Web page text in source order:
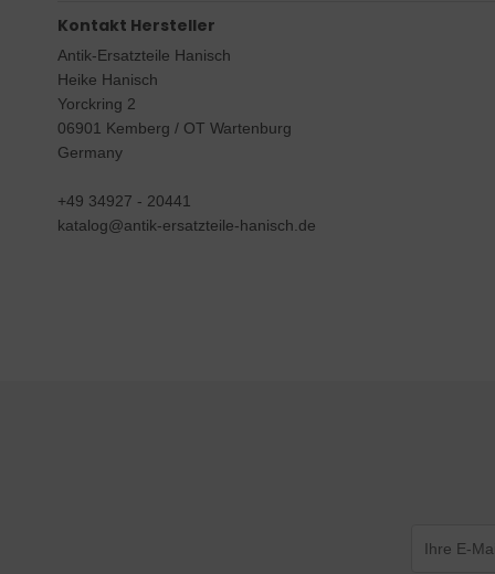
Kontakt Hersteller
Antik-Ersatzteile Hanisch
Heike Hanisch
Yorckring 2
06901 Kemberg / OT Wartenburg
Germany
+49 34927 - 20441
katalog@antik-ersatzteile-hanisch.de